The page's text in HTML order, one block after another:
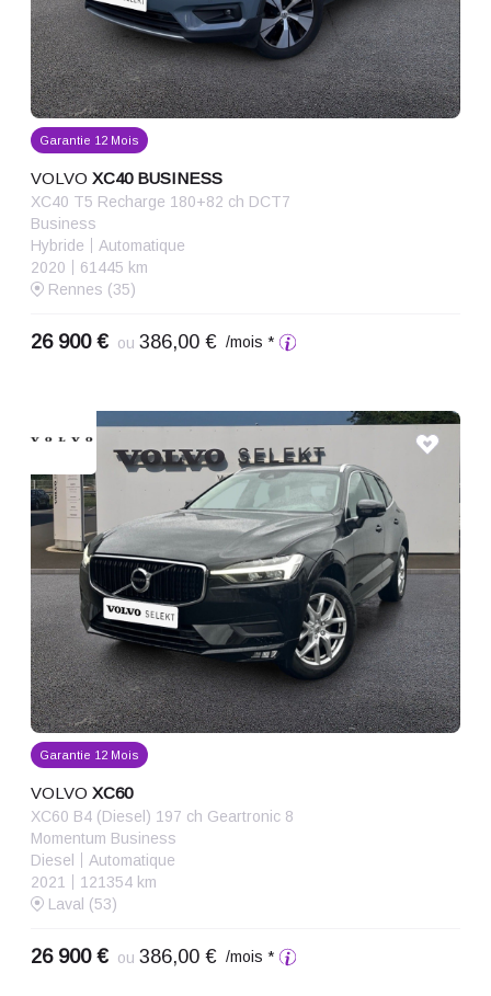
Garantie 12 Mois
VOLVO XC40 BUSINESS
XC40 T5 Recharge 180+82 ch DCT7
Business
Hybride
Automatique
2020
61445 km
Rennes (35)
26 900 € ou 386,00 € /mois *
Garantie 12 Mois
VOLVO XC60
XC60 B4 (Diesel) 197 ch Geartronic 8
Momentum Business
Diesel
Automatique
2021
121354 km
Laval (53)
26 900 € ou 386,00 € /mois *